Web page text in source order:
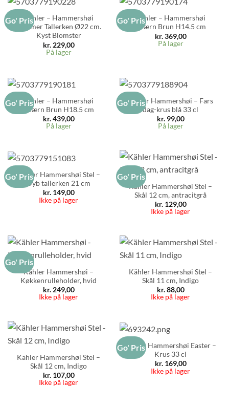
Go' PrisKähler – Hammershøi
Sommer Tallerken Ø22 cm.
Kyst Blomster
kr.229,00
På lager
Go' PrisKähler – Hammershøi
Kværn Brun H14.5 cm
kr.369,00
På lager
Go' PrisKähler – Hammershøi
Kværn Brun H18.5 cm
kr.439,00
På lager
Go' Pris
Kähler Hammershøi – Fars
dag-krus blå 33 cl
kr.99,00
På lager
Go' PrisKähler Hammershøi Stel –
Dyb tallerken 21 cm
kr.149,00
Ikke på lager
Go' Pris
Kähler Hammershøi Stel –
Skål 12 cm, antracitgrå
kr.129,00
Ikke på lager
Go' Pris
Kähler Hammershøi –
Køkkenrulleholder, hvid
kr.249,00
Ikke på lager
Kähler Hammershøi Stel –
Skål 11 cm, Indigo
kr.88,00
Ikke på lager
Kähler Hammershøi Stel –
Skål 12 cm, Indigo
kr.107,00
Ikke på lager
Go' Pris
Kähler Hammershøi Easter –
Krus 33 cl
kr.169,00
Ikke på lager